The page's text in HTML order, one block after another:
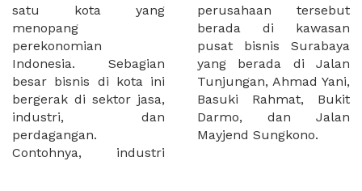
satu kota yang
menopang
perekonomian
Indonesia. Sebagian
besar bisnis di kota ini
bergerak di sektor jasa,
industri, dan
perdagangan.
Contohnya, industri
perusahaan tersebut
berada di kawasan
pusat bisnis Surabaya
yang berada di Jalan
Tunjungan, Ahmad Yani,
Basuki Rahmat, Bukit
Darmo, dan Jalan
Mayjend Sungkono.